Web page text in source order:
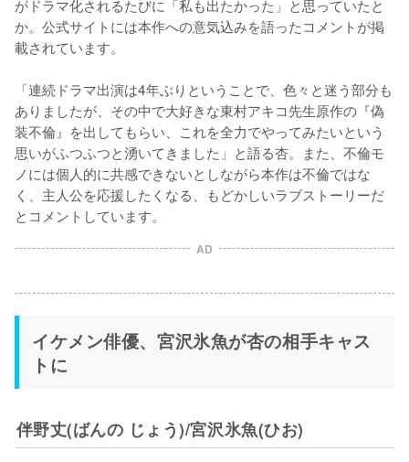
がドラマ化されるたびに「私も出たかった」と思っていたと
か。公式サイトには本作への意気込みを語ったコメントが掲
載されています。
「連続ドラマ出演は4年ぶりということで、色々と迷う部分も
ありましたが、その中で大好きな東村アキコ先生原作の『偽
装不倫』を出してもらい、これを全力でやってみたいという
思いがふつふつと湧いてきました」と語る杏。また、不倫モ
ノには個人的に共感できないとしながら本作は不倫ではな
く、主人公を応援したくなる、もどかしいラブストーリーだ
とコメントしています。
AD
イケメン俳優、宮沢氷魚が杏の相手キャス
トに
伴野丈(ばんの じょう)/宮沢氷魚(ひお)